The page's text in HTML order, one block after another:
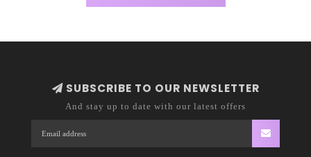
SUBSCRIBE TO OUR NEWSLETTER
And stay up to date with our latest offers